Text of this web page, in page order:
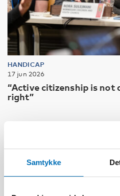
Samtykke
HANDICAP
17 jun 2026
“Active citizenship is not
right”